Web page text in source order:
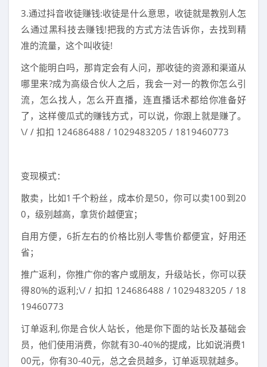
3.通过抖音收徒赚钱:收徒是什么意思，收徒就是教别人怎
么通过黑科技去赚钱!把我的方式方法告诉你，去找到精
准的流量，这个叫收徒!
这个能明白吗，那肯定会有人问，那收徒的资源和渠道从
哪里来?成为高级合伙人之后，我会一对一的教你怎么引
流，怎么找人，怎么开直播，连直播话术都给你准备好
了，这样傻瓜式的赚钱方式，可以说，你跟上就是赚了。
\/ / 扣扣 124686488 / 1029483205 / 1819460773
变现模式：
散卖，比如1千个粉丝，成本价是50，你可以卖100到20
0，级别越高，拿货价越便宜；
自用方便，6折左右的价格比别人零售价都便宜，好用还
省；
推广返利，你推广你的客户或朋友，升级站长，你可以获
得80%的返利;\/ / 扣扣 124686488 / 1029483205 / 18
19460773
订单返利,你是合伙人站长，他是你下面的站长及基础会
员，他们使用消费，你就有30-40%的提成，比如说消费1
00元，你有30-40元，总之会员越多，订单返现就越多。